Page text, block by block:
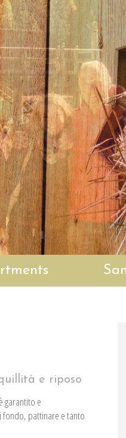
e riposo
garantito e
fondo, pattinare e tanto